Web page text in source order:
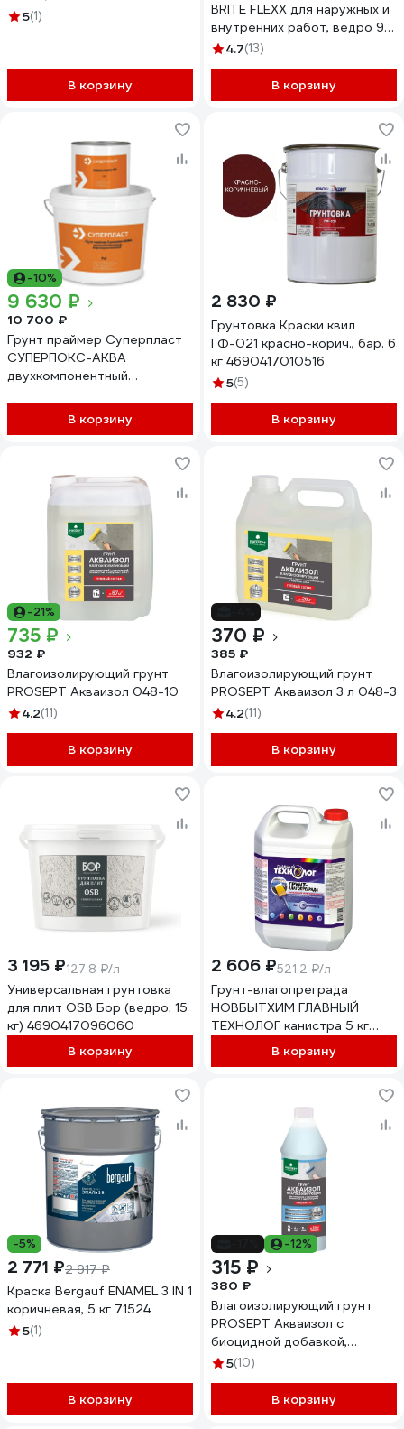
5(1)
В корзину
BRITE FLEXX для наружных и
внутренних работ, ведро 9 л
212416
4.7(13)
В корзину
-10%
9 630 ₽
10 700 ₽
Грунт праймер Суперпласт
СУПЕРПОКС-АКВА
двухкомпонентный
4687207523936
В корзину
2 830 ₽
Грунтовка Краски квил
ГФ-021 красно-корич., бар. 6
кг 4690417010516
5(5)
В корзину
-21%
735 ₽
932 ₽
Влагоизолирующий грунт
PROSEPT Акваизол 048-10
4.2(11)
В корзину
370 ₽
385 ₽
Влагоизолирующий грунт
PROSEPT Акваизол 3 л 048-3
4.2(11)
В корзину
3 195 ₽127.8 ₽/л
Универсальная грунтовка
для плит OSB Бор (ведро; 15
кг) 4690417096060
В корзину
2 606 ₽521.2 ₽/л
Грунт-влагопреграда
НОВБЫТХИМ ГЛАВНЫЙ
ТЕХНОЛОГ канистра 5 кг
В корзину
-5%
2 771 ₽2 917 ₽
Краска Bergauf ENAMEL 3 IN 1
коричневая, 5 кг 71524
5(1)
В корзину
-12%
315 ₽
380 ₽
Влагоизолирующий грунт
PROSEPT Акваизол с
биоцидной добавкой,
концентрат 1:4, 1 л 047-1
5(10)
В корзину